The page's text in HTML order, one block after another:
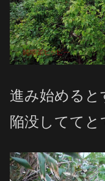
進み始めると
陥没しててと